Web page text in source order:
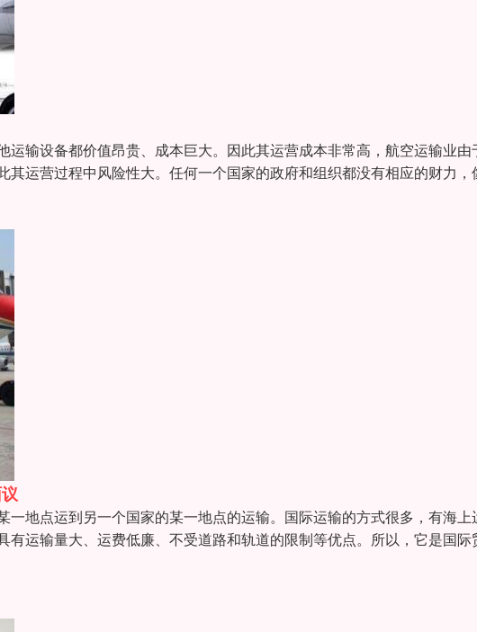
输设备都价值昂贵、成本巨大。因此其运营成本非常高，航空运输业由
运营过程中风险性大。任何一个国家的政府和组织都没有相应的财力，
地点运到另一个国家的某一地点的运输。国际运输的方式很多，有海上
运输量大、运费低廉、不受道路和轨道的限制等优点。所以，它是国际